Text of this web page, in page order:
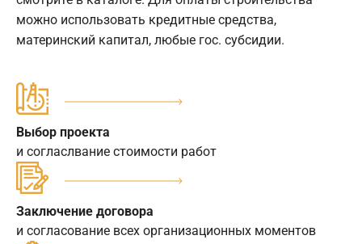
можно использовать кредитные средства,
материнский капитал, любые гос. субсидии.
Выбор проекта
и согласлвание стоимости работ
Заключение договора
и согласование всех организационных моментов